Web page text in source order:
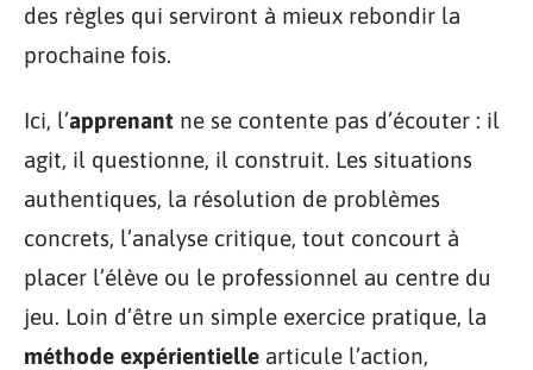
des règles qui serviront à mieux rebondir la
prochaine fois.
Ici, l’apprenant ne se contente pas d’écouter : il
agit, il questionne, il construit. Les situations
authentiques, la résolution de problèmes
concrets, l’analyse critique, tout concourt à
placer l’élève ou le professionnel au centre du
jeu. Loin d’être un simple exercice pratique, la
méthode expérientielle articule l’action,